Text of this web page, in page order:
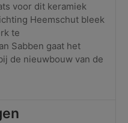
voor dit keramiek
Heemschut bleek
te
Sabben gaat het
de nieuwbouw van de